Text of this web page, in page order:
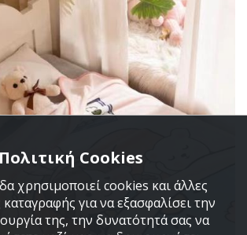
Πολιτική Cookies
χρησιμοποιεί cookies και άλλες
καταγραφής για να εξασφαλίσει την
της, την δυνατότητά σας να